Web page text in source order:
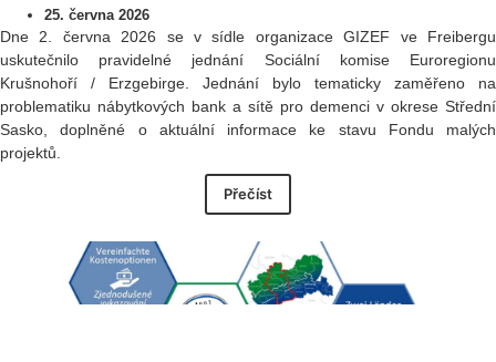
25. června 2026
Dne 2. června 2026 se v sídle organizace GIZEF ve Freibergu
uskutečnilo pravidelné jednání Sociální komise Euroregionu
Krušnohoří / Erzgebirge. Jednání bylo tematicky zaměřeno na
problematiku nábytkových bank a sítě pro demenci v okrese Střední
Sasko, doplněné o aktuální informace ke stavu Fondu malých
projektů.
Přečíst